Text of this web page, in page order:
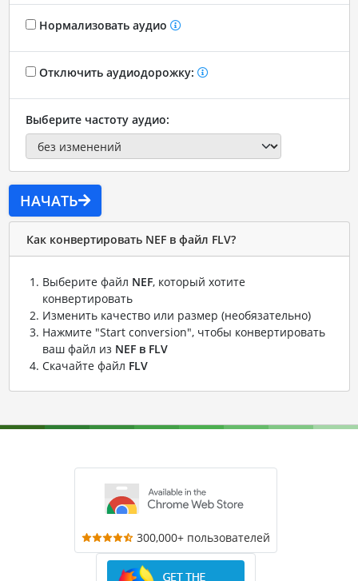
Нормализовать аудио
Отключить аудиодорожку:
Выберите частоту аудио:
НАЧАТЬ
Как конвертировать NEF в файл FLV?
Выберите файл NEF, который хотите
конвертировать
Изменить качество или размер (необязательно)
Нажмите "Start conversion", чтобы конвертировать
ваш файл из NEF в FLV
Скачайте файл FLV
300,000+ пользователей